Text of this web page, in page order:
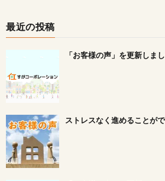
最近の投稿
「お客様の声」を更新しまし
ストレスなく進めることが